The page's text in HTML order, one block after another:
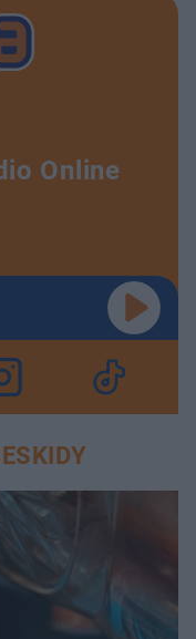
Online